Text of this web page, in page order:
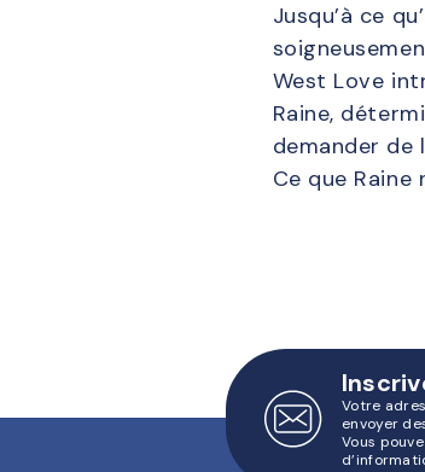
Jusqu’à ce
West Love
Raine,
demander de
Ce que
Votre
envoyer
Vous